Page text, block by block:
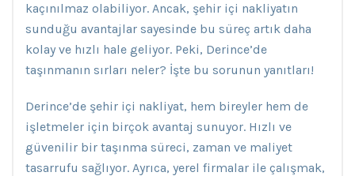
kaçınılmaz olabiliyor. Ancak, şehir içi nakliyatın
sunduğu avantajlar sayesinde bu süreç artık daha
kolay ve hızlı hale geliyor. Peki, Derince’de
taşınmanın sırları neler? İşte bu sorunun yanıtları!
Derince’de şehir içi nakliyat, hem bireyler hem de
işletmeler için birçok avantaj sunuyor. Hızlı ve
güvenilir bir taşınma süreci, zaman ve maliyet
tasarrufu sağlıyor. Ayrıca, yerel firmalar ile çalışmak,